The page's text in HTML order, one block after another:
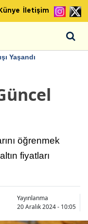
Künye İletişim
Yaşandı
öğrenmek
fiyatları
Yayınlanma
20 Aralık 2024 - 10:05